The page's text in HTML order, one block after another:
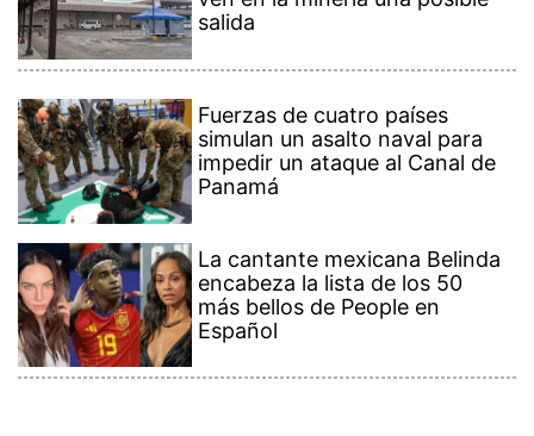
salida
Fuerzas de cuatro países
simulan un asalto naval para
impedir un ataque al Canal de
Panamá
La cantante mexicana Belinda
encabeza la lista de los 50
más bellos de People en
Español